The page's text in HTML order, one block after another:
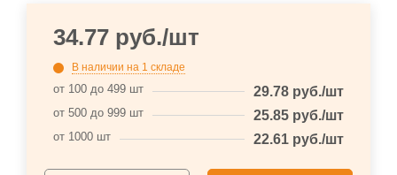
34.77 руб./шт
В наличии на 1 складе
от 100 до 499 шт 29.78 руб./шт
от 500 до 999 шт 25.85 руб./шт
от 1000 шт 22.61 руб./шт